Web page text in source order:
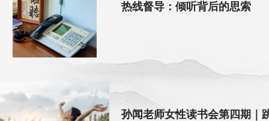
热线督导：倾听背后的思索
孙闻老师女性读书会第四期｜